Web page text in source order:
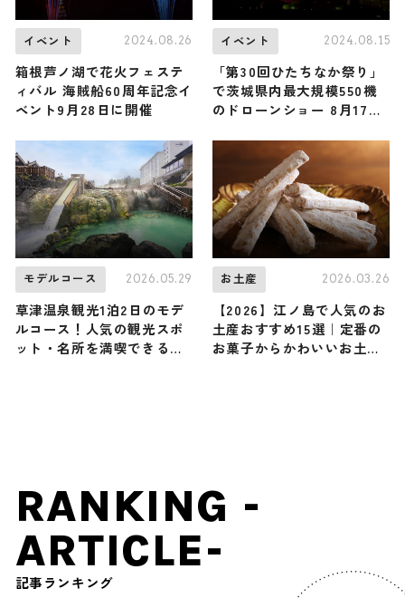
イベント 2024.08.26
箱根芦ノ湖で花火フェステ
ィバル 海賊船60周年記念イ
ベント9月28日に開催
イベント 2024.08.15
「第30回ひたちなか祭り」
で茨城県内最大規模550機
のドローンショー 8月17日
モデルコース 2026.05.29
草津温泉観光1泊2日のモデ
ルコース！人気の観光スポ
ット・名所を満喫できる王
お土産 2026.03.26
【2026】江ノ島で人気のお
土産おすすめ15選｜定番の
お菓子からかわいいお土
RANKING -
ARTICLE-
記事ランキング